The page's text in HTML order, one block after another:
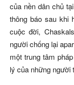
của nền dân chủ
thông báo sau khi
cuộc đời,
người chống lại
một trung tâm
lý của những người